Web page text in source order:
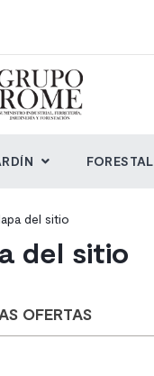
FORESTAL
del sitio
del sitio
OFERTAS